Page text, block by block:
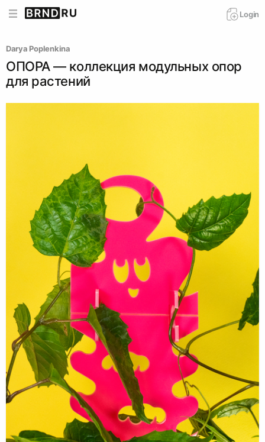
Login
Darya Poplenkina
ОПОРА — коллекция модульных опор
для растений